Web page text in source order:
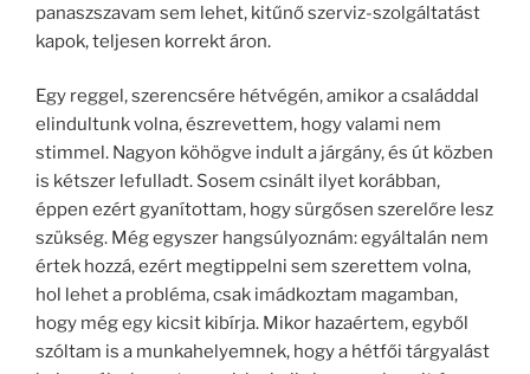
panaszszavam sem lehet, kitűnő szerviz-szolgáltatást
kapok, teljesen korrekt áron.
Egy reggel, szerencsére hétvégén, amikor a családdal
elindultunk volna, észrevettem, hogy valami nem
stimmel. Nagyon köhögve indult a járgány, és út közben
is kétszer lefulladt. Sosem csinált ilyet korábban,
éppen ezért gyanítottam, hogy sürgősen szerelőre lesz
szükség. Még egyszer hangsúlyoznám: egyáltalán nem
értek hozzá, ezért megtippelni sem szerettem volna,
hol lehet a probléma, csak imádkoztam magamban,
hogy még egy kicsit kibírja. Mikor hazaértem, egyből
szóltam is a munkahelyemnek, hogy a hétfői tárgyalást